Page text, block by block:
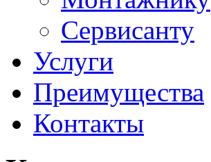
Сервисанту
Услуги
Преимущества
Контакты